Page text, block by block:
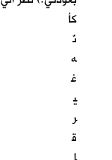
كأ
نّ
ه
غ
ي
ر
ق